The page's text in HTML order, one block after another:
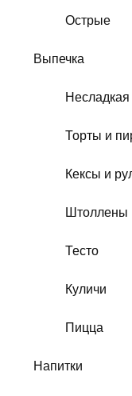
Острые
Выпечка
Несладкая
Торты и
Кексы и
Штоллены
Тесто
Куличи
Пицца
Напитки